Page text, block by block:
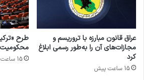
عراق قانون مبارزه با تروریسم و
مجازات‌های آن را به‌طور رسمی ابلاغ
کرد
15 ساعت پیش
طرح
محکومیت
15 ساعت پیش